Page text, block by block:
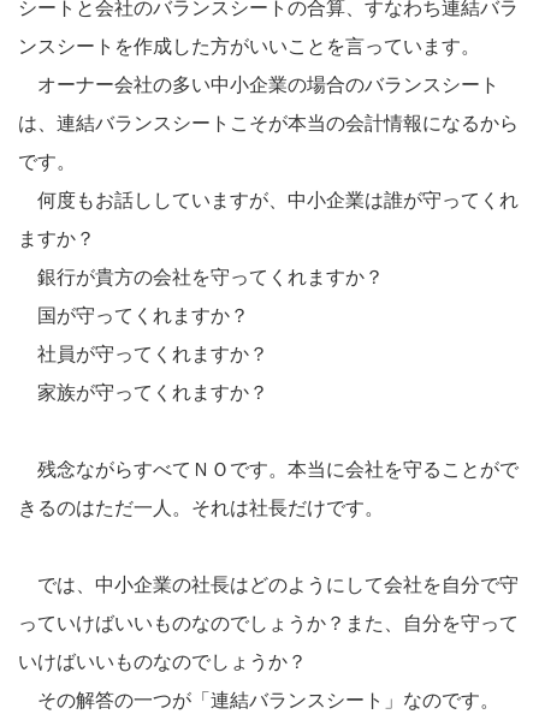
シートと会社のバランスシートの合算、すなわち連結バラ
ンスシートを作成した方がいいことを言っています。
オーナー会社の多い中小企業の場合のバランスシート
は、連結バランスシートこそが本当の会計情報になるから
です。
何度もお話ししていますが、中小企業は誰が守ってくれ
ますか？
銀行が貴方の会社を守ってくれますか？
国が守ってくれますか？
社員が守ってくれますか？
家族が守ってくれますか？
残念ながらすべてＮＯです。本当に会社を守ることがで
きるのはただ一人。それは社長だけです。
では、中小企業の社長はどのようにして会社を自分で守
っていけばいいものなのでしょうか？また、自分を守って
いけばいいものなのでしょうか？
その解答の一つが「連結バランスシート」なのです。